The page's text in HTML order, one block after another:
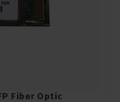
Fiber Optic